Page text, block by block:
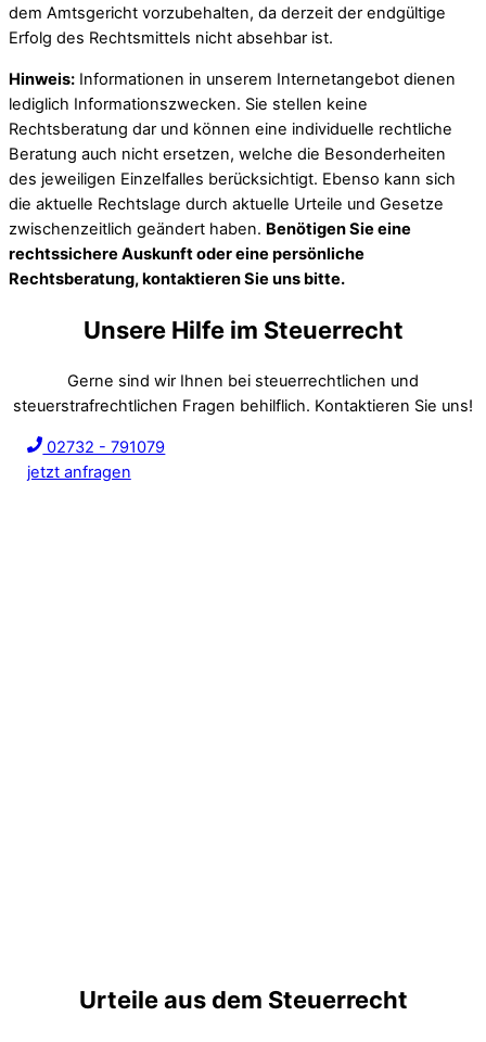
dem Amtsgericht vorzubehalten, da derzeit der endgültige
Erfolg des Rechtsmittels nicht absehbar ist.
Hinweis: Informationen in unserem Internetangebot dienen
lediglich Informationszwecken. Sie stellen keine
Rechtsberatung dar und können eine individuelle rechtliche
Beratung auch nicht ersetzen, welche die Besonderheiten
des jeweiligen Einzelfalles berücksichtigt. Ebenso kann sich
die aktuelle Rechtslage durch aktuelle Urteile und Gesetze
zwischenzeitlich geändert haben. Benötigen Sie eine
rechtssichere Auskunft oder eine persönliche
Rechtsberatung, kontaktieren Sie uns bitte.
Unsere Hilfe im Steuerrecht
Gerne sind wir Ihnen bei steuerrechtlichen und
steuerstrafrechtlichen Fragen behilflich. Kontaktieren Sie uns!
02732 - 791079
jetzt anfragen
Urteile aus dem Steuerrecht